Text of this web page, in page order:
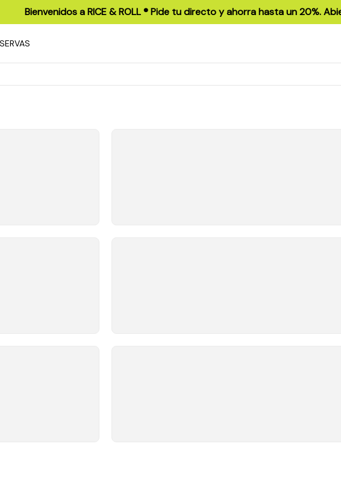
Bienvenidos a RICE & ROLL ®️ Pide tu directo y ahorra hasta un 20%.